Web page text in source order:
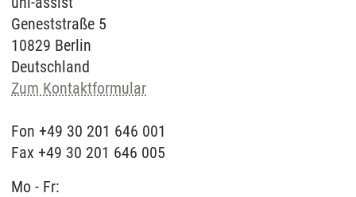
Geneststraße 5
10829 Berlin
Deutschland
Zum Kontaktformular
Fon +49 30 201 646 001
Fax +49 30 201 646 005
Mo - Fr: